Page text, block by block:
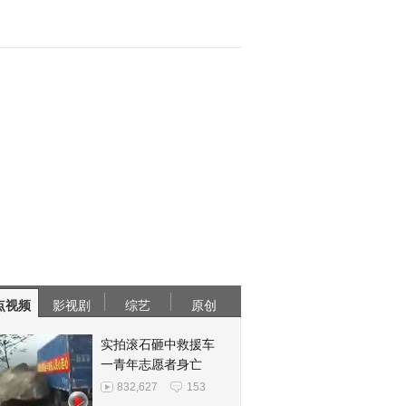
视频 影视剧 综艺 原创
实拍滚石砸中救援车
一青年志愿者身亡
832,627 153